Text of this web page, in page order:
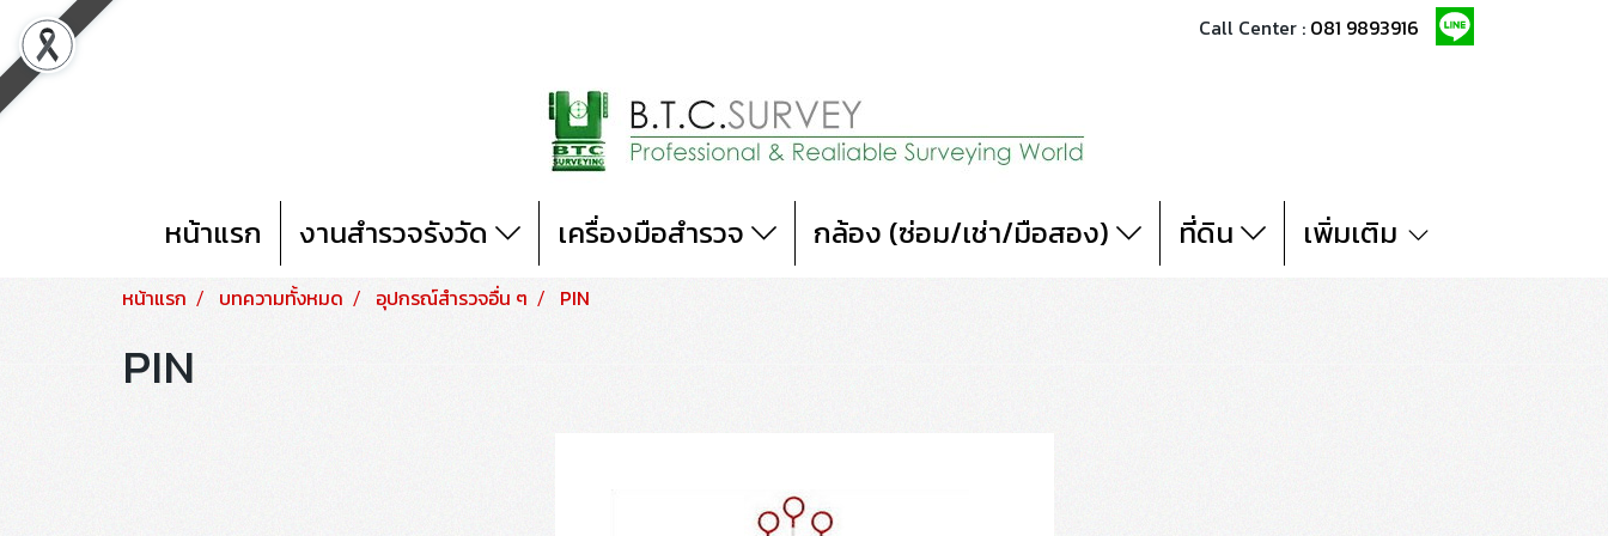
Call Center : 081 9893916
หน้าแรก งานสำรวจรังวัด เครื่องมือสำรวจ กล้อง (ซ่อม/เช่า/มือสอง) ที่ดิน เพิ่มเติม
หน้าแรก บทความทั้งหมด อุปกรณ์สำรวจอื่น ๆ PIN
PIN